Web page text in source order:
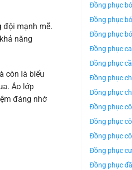
đội mạnh mẽ.
năng
còn là biểu
Áo lớp
đáng nhớ
Đồng phục
Đồng phục
Đồng phục
Đồng phục
Đồng phục
Đồng phục
Đồng phục
Đồng phục
Đồng phục
Đồng phục
Đồng phục
Đồng phục